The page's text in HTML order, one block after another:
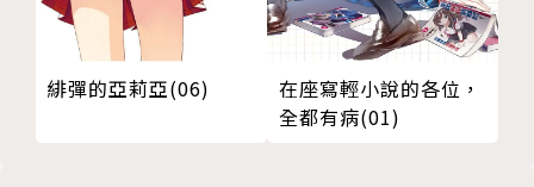
緋彈的亞莉亞(06)
在座寫輕小說的各位，
全都有病(01)